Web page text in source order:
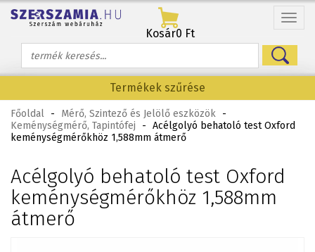
Menü
Kosár0 Ft
Termékek szűrése
Főoldal - Mérő, Szintező és Jelölő eszközök -
Keménységmérő, Tapintófej
- Acélgolyó behatoló test Oxford
keménységmérőkhöz 1,588mm átmerő
Acélgolyó behatoló test Oxford
keménységmérőkhöz 1,588mm
átmerő